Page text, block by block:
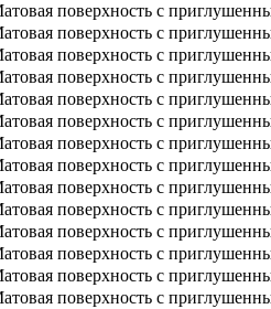
поверхность с
поверхность с
поверхность с
поверхность с
поверхность с
поверхность с
поверхность с
поверхность с
поверхность с
поверхность с
поверхность с
поверхность с
поверхность с
поверхность с